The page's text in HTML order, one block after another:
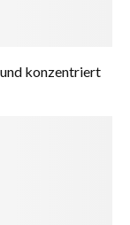
konzentriert